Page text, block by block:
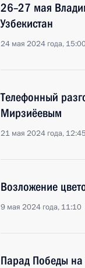
26–27 мая
Узбекистан
24 мая 2024 года,
Телефонный
Мирзиёевым
21 мая 2024 года, 12:45
Возложение
9 мая 2024 года, 11:10
Парад Победы